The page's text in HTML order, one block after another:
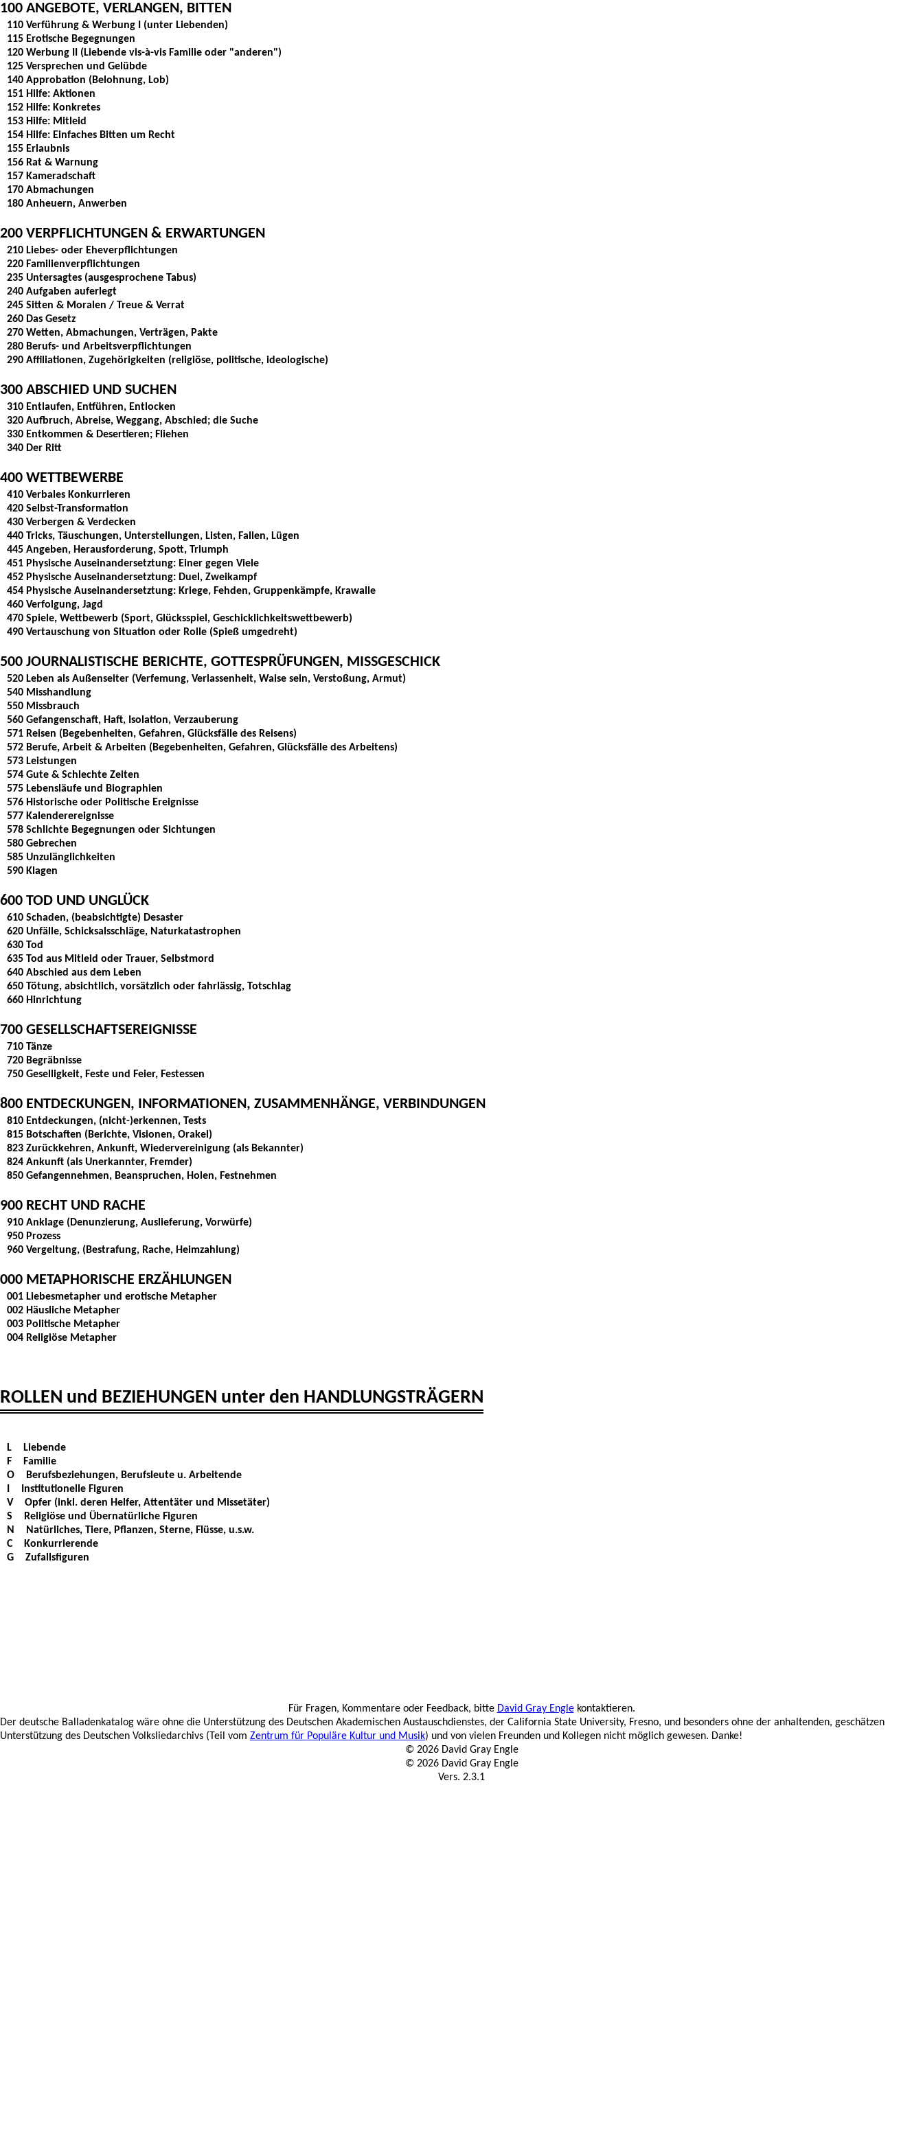
100 ANGEBOTE, VERLANGEN, BITTEN
110 Verführung & Werbung I (unter Liebenden)
115 Erotische Begegnungen
120 Werbung II (Liebende vis-à-vis Familie oder "anderen")
125 Versprechen und Gelübde
140 Approbation (Belohnung, Lob)
151 Hilfe: Aktionen
152 Hilfe: Konkretes
153 Hilfe: Mitleid
154 Hilfe: Einfaches Bitten um Recht
155 Erlaubnis
156 Rat & Warnung
157 Kameradschaft
170 Abmachungen
180 Anheuern, Anwerben
200 VERPFLICHTUNGEN & ERWARTUNGEN
210 Liebes- oder Eheverpflichtungen
220 Familienverpflichtungen
235 Untersagtes (ausgesprochene Tabus)
240 Aufgaben auferlegt
245 Sitten & Moralen / Treue & Verrat
260 Das Gesetz
270 Wetten, Abmachungen, Verträgen, Pakte
280 Berufs- und Arbeitsverpflichtungen
290 Affiliationen, Zugehörigkeiten (religiöse, politische, ideologische)
300 ABSCHIED UND SUCHEN
310 Entlaufen, Entführen, Entlocken
320 Aufbruch, Abreise, Weggang, Abschied; die Suche
330 Entkommen & Desertieren; Fliehen
340 Der Ritt
400 WETTBEWERBE
410 Verbales Konkurrieren
420 Selbst-Transformation
430 Verbergen & Verdecken
440 Tricks, Täuschungen, Unterstellungen, Listen, Fallen, Lügen
445 Angeben, Herausforderung, Spott, Triumph
451 Physische Auseinandersetztung: Einer gegen Viele
452 Physische Auseinandersetztung: Duel, Zweikampf
454 Physische Auseinandersetztung: Kriege, Fehden, Gruppenkämpfe, Krawalle
460 Verfolgung, Jagd
470 Spiele, Wettbewerb (Sport, Glücksspiel, Geschicklichkeitswettbewerb)
490 Vertauschung von Situation oder Rolle (Spieß umgedreht)
500 JOURNALISTISCHE BERICHTE, GOTTESPRÜFUNGEN, MISSGESCHICK
520 Leben als Außenseiter (Verfemung, Verlassenheit, Waise sein, Verstoßung, Armut)
540 Misshandlung
550 Missbrauch
560 Gefangenschaft, Haft, Isolation, Verzauberung
571 Reisen (Begebenheiten, Gefahren, Glücksfälle des Reisens)
572 Berufe, Arbeit & Arbeiten (Begebenheiten, Gefahren, Glücksfälle des Arbeitens)
573 Leistungen
574 Gute & Schlechte Zeiten
575 Lebensläufe und Biographien
576 Historische oder Politische Ereignisse
577 Kalenderereignisse
578 Schlichte Begegnungen oder Sichtungen
580 Gebrechen
585 Unzulänglichkeiten
590 Klagen
600 TOD UND UNGLÜCK
610 Schaden, (beabsichtigte) Desaster
620 Unfälle, Schicksalsschläge, Naturkatastrophen
630 Tod
635 Tod aus Mitleid oder Trauer, Selbstmord
640 Abschied aus dem Leben
650 Tötung, absichtlich, vorsätzlich oder fahrlässig, Totschlag
660 Hinrichtung
700 GESELLSCHAFTSEREIGNISSE
710 Tänze
720 Begräbnisse
750 Geselligkeit, Feste und Feier, Festessen
800 ENTDECKUNGEN, INFORMATIONEN, ZUSAMMENHÄNGE, VERBINDUNGEN
810 Entdeckungen, (nicht-)erkennen, Tests
815 Botschaften (Berichte, Visionen, Orakel)
823 Zurückkehren, Ankunft, Wiedervereinigung (als Bekannter)
824 Ankunft (als Unerkannter, Fremder)
850 Gefangennehmen, Beanspruchen, Holen, Festnehmen
900 RECHT UND RACHE
910 Anklage (Denunzierung, Auslieferung, Vorwürfe)
950 Prozess
960 Vergeltung, (Bestrafung, Rache, Heimzahlung)
000 METAPHORISCHE ERZÄHLUNGEN
001 Liebesmetapher und erotische Metapher
002 Häusliche Metapher
003 Politische Metapher
004 Religiöse Metapher
ROLLEN und BEZIEHUNGEN unter den HANDLUNGSTRÄGERN
L
Liebende
F
Familie
O
Berufsbeziehungen, Berufsleute u. Arbeitende
Institutionelle Figuren
V
Opfer (inkl. deren Helfer, Attentäter und Missetäter)
S
Religiöse und Übernatürliche Figuren
N
Natürliches, Tiere, Pflanzen, Sterne, Flüsse, u.s.w.
C
Konkurrierende
G
Zufallsfiguren
Für Fragen, Kommentare oder Feedback, bitte David Gray Englekontaktieren.
Der deutsche Balladenkatalog wäre ohne die Unterstützung des Deutschen Akademischen Austauschdienstes, der California State University, Fresno, und besonders ohne der anhaltenden, geschätzen
Unterstützung des Deutschen Volksliedarchivs (Teil vom Zentrum für Populäre Kultur und Musik) und von vielen Freunden und Kollegen nicht möglich gewesen. Danke!
© 2026 David Gray Engle
© 2026 David Gray Engle
Vers. 2.3.1